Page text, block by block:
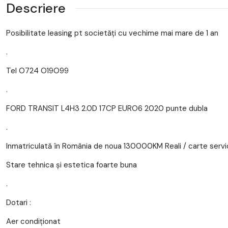
Descriere
Posibilitate leasing pt societăți cu vechime mai mare de 1 an
.
Tel O724 O19O99
.
FORD TRANSIT L4H3 2.0D 17CP EURO6 2020 punte dubla
.
Inmatriculată în România de noua 130000KM Reali / carte
Stare tehnica și estetica foarte buna
.
Dotari :
Aer condiționat